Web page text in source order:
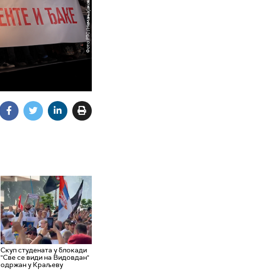
Скуп студената у блокади
"Све се види на Видовдан"
одржан у Краљеву